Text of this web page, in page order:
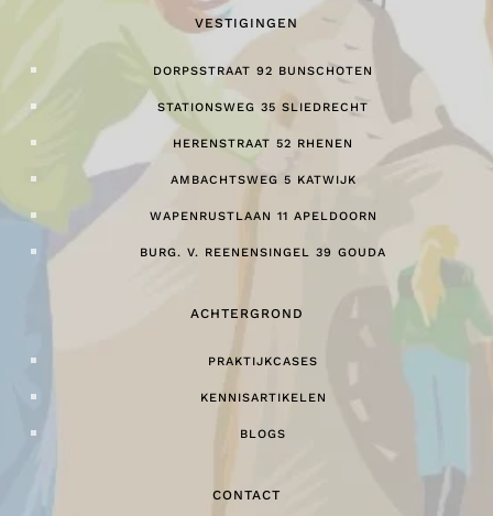
VESTIGINGEN
DORPSSTRAAT 92 BUNSCHOTEN
STATIONSWEG 35 SLIEDRECHT
HERENSTRAAT 52 RHENEN
AMBACHTSWEG 5 KATWIJK
WAPENRUSTLAAN 11 APELDOORN
BURG. V. REENENSINGEL 39 GOUDA
ACHTERGROND
PRAKTIJKCASES
KENNISARTIKELEN
BLOGS
CONTACT